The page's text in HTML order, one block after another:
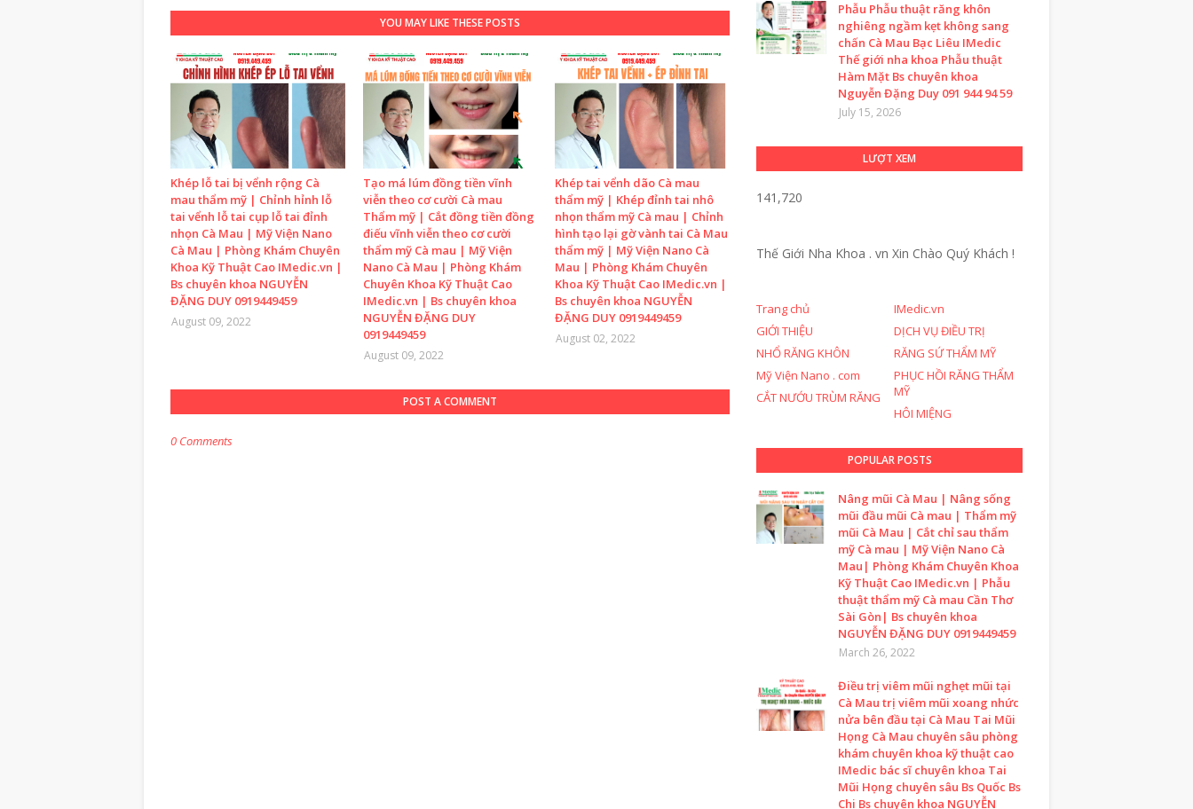
YOU MAY LIKE THESE POSTS
Khép lỗ tai bị vểnh rộng Cà
mau thẩm mỹ | Chỉnh hỉnh lỗ
tai vểnh lỗ tai cụp lỗ tai đỉnh
nhọn Cà Mau | Mỹ Viện Nano
Cà Mau | Phòng Khám Chuyên
Khoa Kỹ Thuật Cao IMedic.vn |
Bs chuyên khoa NGUYỄN
ĐẶNG DUY 0919449459
August 09, 2022
Tạo má lúm đồng tiền vĩnh
viễn theo cơ cười Cà mau
Thẩm mỹ | Cắt đồng tiền đồng
điếu vĩnh viễn theo cơ cười
thẩm mỹ Cà mau | Mỹ Viện
Nano Cà Mau | Phòng Khám
Chuyên Khoa Kỹ Thuật Cao
IMedic.vn | Bs chuyên khoa
NGUYỄN ĐẶNG DUY
0919449459
August 09, 2022
Khép tai vểnh dão Cà mau
thẩm mỹ | Khép đỉnh tai nhô
nhọn thẩm mỹ Cà mau | Chỉnh
hình tạo lại gờ vành tai Cà Mau
thẩm mỹ | Mỹ Viện Nano Cà
Mau | Phòng Khám Chuyên
Khoa Kỹ Thuật Cao IMedic.vn |
Bs chuyên khoa NGUYỄN
ĐẶNG DUY 0919449459
August 02, 2022
POST A COMMENT
0 Comments
Phẫu Phẫu thuật răng khôn
nghiêng ngầm kẹt không sang
chấn Cà Mau Bạc Liêu IMedic
Thế giới nha khoa Phẫu thuật
Hàm Mặt Bs chuyên khoa
Nguyễn Đặng Duy 091 944 94 59
July 15, 2026
LƯỢT XEM
141,720
Thế Giới Nha Khoa . vn Xin Chào Quý Khách !
Trang chủ
IMedic.vn
GIỚI THIỆU
DỊCH VỤ ĐIỀU TRỊ
NHỔ RĂNG KHÔN
RĂNG SỨ THẨM MỸ
Mỹ Viện Nano . com
PHỤC HỒI RĂNG THẨM
MỸ
CẮT NƯỚU TRÙM RĂNG
HÔI MIỆNG
POPULAR POSTS
Nâng mũi Cà Mau | Nâng sống
mũi đầu mũi Cà mau | Thẩm mỹ
mũi Cà Mau | Cắt chỉ sau thẩm
mỹ Cà mau | Mỹ Viện Nano Cà
Mau| Phòng Khám Chuyên Khoa
Kỹ Thuật Cao IMedic.vn | Phẫu
thuật thẩm mỹ Cà mau Cần Thơ
Sài Gòn| Bs chuyên khoa
NGUYỄN ĐẶNG DUY 0919449459
March 26, 2022
Điều trị viêm mũi nghẹt mũi tại
Cà Mau trị viêm mũi xoang nhức
nửa bên đầu tại Cà Mau Tai Mũi
Họng Cà Mau chuyên sâu phòng
khám chuyên khoa kỹ thuật cao
IMedic bác sĩ chuyên khoa Tai
Mũi Họng chuyên sâu Bs Quốc Bs
Chi Bs chuyên khoa NGUYỄN